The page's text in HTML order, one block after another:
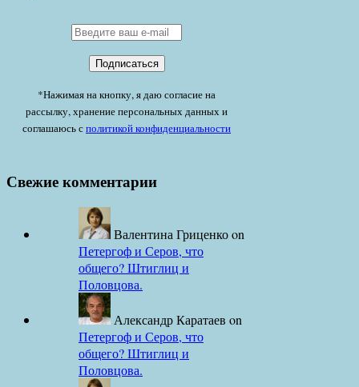
*Нажимая на кнопку, я даю согласие на
рассылку, хранение персональных данных и
соглашаюсь сполитикой конфиденциальности
Свежие комментарии
Валентина Гриценкоon
Петергоф и Серов, что
общего? Штиглиц и
Половцова.
Александр Каратаев on
Петергоф и Серов, что
общего? Штиглиц и
Половцова.